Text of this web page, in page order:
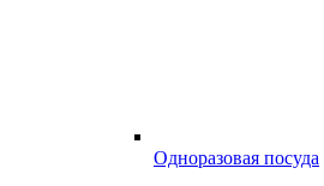
Одноразовая посуда